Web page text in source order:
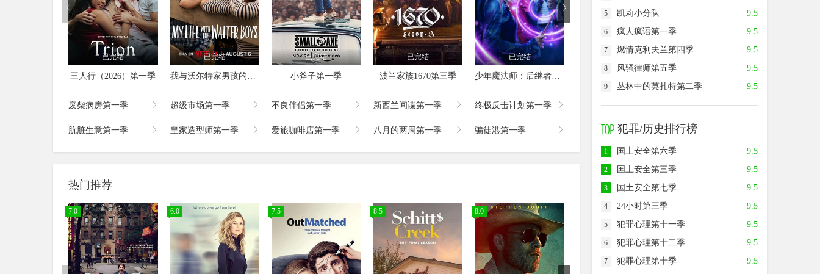
已完结
三人行（2026）第一季
已完结
我与沃尔特家男孩的生活第三季
已完结
小斧子第一季
已完结
波兰家族1670第三季
已完结
少年魔法师：后继者第三季
废柴病房第一季 超级市场第一季 不良伴侣第一季 新西兰间谍第一季 终极反击计划第一季
肮脏生意第一季 皇家造型师第一季 爱旅咖啡店第一季 八月的两周第一季 骗徒港第一季
热门推荐
7.0 6.0 7.5 8.5 8.0
9.5
5
凯莉小分队
9.5
6
疯人疯语第一季
9.5
7
燃情克利夫兰第四季
9.5
8
风骚律师第五季
9.5
9 丛林中的莫扎特第二季
犯罪/历史排行榜
9.5
1
国土安全第六季
9.5
2
国土安全第三季
9.5
3
国土安全第七季
9.5
4
24小时第三季
9.5
5
犯罪心理第十一季
9.5
6
犯罪心理第十二季
9.5
7
犯罪心理第十季